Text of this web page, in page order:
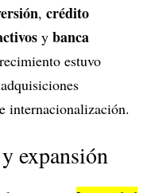
, crédito
y banca
estuvo
internacionalización.
expansión